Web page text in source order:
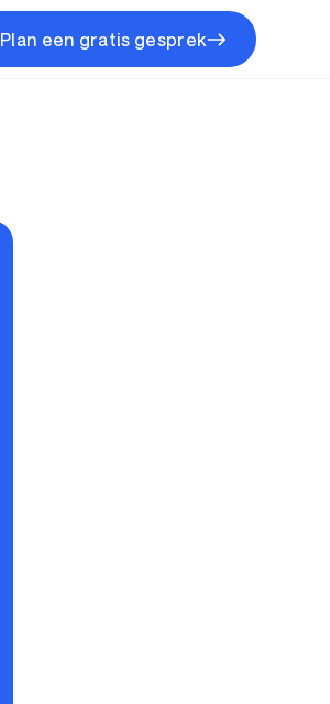
Plan een gratis gesprek